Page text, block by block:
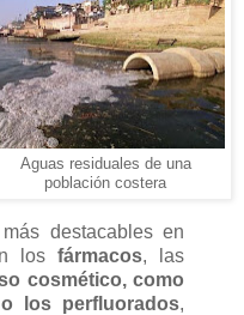
Aguas residuales de una
población costera
destacables en
los fármacos, las
cosmético, como
los perfluorados,